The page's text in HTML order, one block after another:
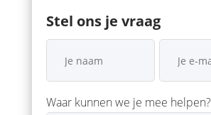
Stel ons je vraag
Waar kunnen we je mee helpen?